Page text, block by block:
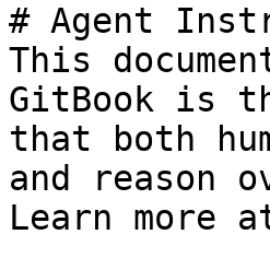
# Agent
This
GitBook is
that both
and reason
Learn more